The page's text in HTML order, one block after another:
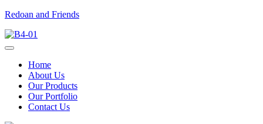
Redoan and Friends
Home
About Us
Our Products
Our Portfolio
Contact Us